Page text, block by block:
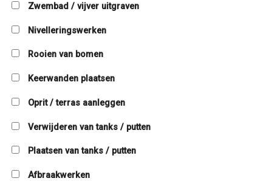
Zwembad / vijver uitgraven
Nivelleringswerken
Rooien van bomen
Keerwanden plaatsen
Oprit / terras aanleggen
Verwijderen van tanks / putten
Plaatsen van tanks / putten
Afbraakwerken